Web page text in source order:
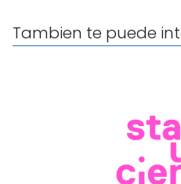
Tambien te puede